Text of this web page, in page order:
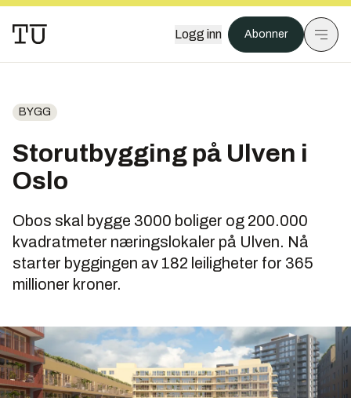
Logg inn Abonner
BYGG
Storutbygging på Ulven i
Oslo
Obos skal bygge 3000 boliger og 200.000
kvadratmeter næringslokaler på Ulven. Nå
starter byggingen av 182 leiligheter for 365
millioner kroner.